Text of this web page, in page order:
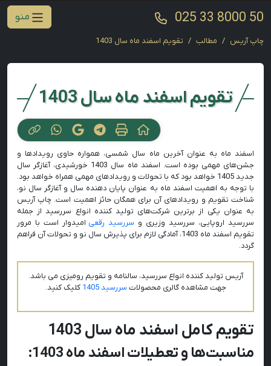
025 33 8000 50 منو
چاپ آریس مطالب تقویم اسفند ماه سال 1403
تقویم اسفند ماه سال 1403
اسفند ماه به عنوان آخرین ماه سال شمسی، همواره حاوی رویدادها و
جشن‌های مهمی بوده است. اسفند ماه سال 1403 خورشیدی، آغازگر سال
جدید 1405 خواهد بود که با تحولات و رویدادهای مهمی همراه خواهد بود.
با توجه به اهمیت اسفند ماه به عنوان پایان دهنده سال و آغازگر سال نو،
شناخت تقویم و رویدادهای آن برای همگان حائز اهمیت است. چاپ آریس
به عنوان یکی از برترین شرکت‌های تولید کننده انواع سررسید از جمله
سررسید اروپایی، سررسید وزیری و سررسید رقعی امیدوار است با مرور
تقویم اسفند ماه 1403، آمادگی لازم برای پذیرش سال نو و تحولات آن فراهم
گردد.
آریس تولید کننده انواع سررسید، سالنامه و تقویم رومیزی می باشد.
جهت مشاهده گالری محصولات سررسید 1405 کلیک کنید.
تقویم کامل اسفند ماه سال 1403
مناسبت‌ها و تعطیلات اسفند ماه 1403: